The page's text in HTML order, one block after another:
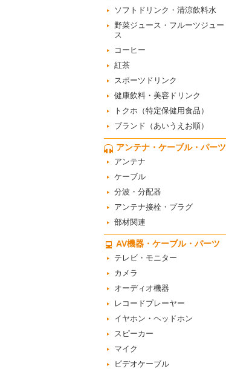
ソフトドリンク・清涼飲料水
野菜ジュース・フルーツジュー
ス
コーヒー
紅茶
スポーツドリンク
健康飲料・美容ドリンク
トクホ（特定保健用食品）
ブランド（あいうえお順）
アンテナ・ケーブル・パーツ
アンテナ
ケーブル
分波・分配器
アンテナ接栓・プラグ
部材関連
AV機器・ケーブル・パーツ
テレビ・モニター
カメラ
オーディオ機器
レコードプレーヤー
イヤホン・ヘッドホン
スピーカー
マイク
ビデオケーブル